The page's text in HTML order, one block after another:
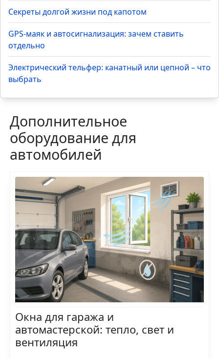
Секреты долгой жизни под капотом
GPS-маяк и автосигнализация: зачем ставить
отдельно
Электрический тельфер: канатный или цепной – что
выбрать
Дополнительное
оборудование для
автомобилей
Окна для гаража и
автомастерской: тепло, свет и
вентиляция